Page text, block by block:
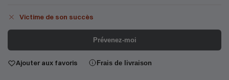
Victime de son succès
Prévenez-moi
Ajouter aux favoris Frais de livraison